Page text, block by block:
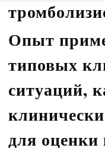
Опыт
типовых
ситуаций,
для оценки